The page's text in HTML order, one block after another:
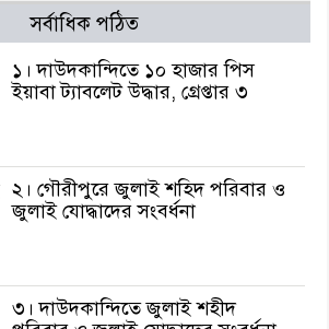
সর্বাধিক পঠিত
১। দাউদকান্দিতে ১০ হাজার পিস
ইয়াবা ট্যাবলেট উদ্ধার, গ্রেপ্তার ৩
২। গৌরীপুরে জুলাই শহিদ পরিবার ও
জুলাই যোদ্ধাদের সংবর্ধনা
৩। দাউদকান্দিতে জুলাই শহীদ